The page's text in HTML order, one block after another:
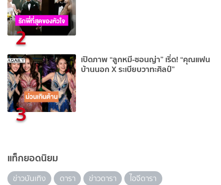
2
3
เปิดภาพ “ลูกหมี-ซอนญ่า” เริ่ด! “คุณแฟน
บ้านนอก X ระเบียบวาทะศิลป์”
แท็กยอดนิยม
ข่าวบันเทิง ดารา ข่าวดารา
ไอจีดารา